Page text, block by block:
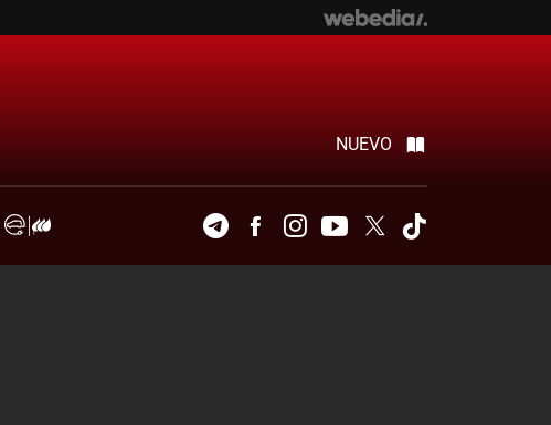
NUEVO
TelegramFacebookInstagramYoutubeTwitter